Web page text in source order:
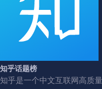
知乎话题榜
知乎是一个中文互联网高质